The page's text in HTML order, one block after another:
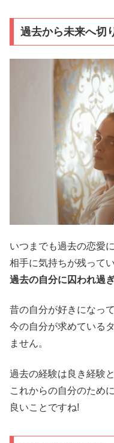
過去から未来へ切
いつまでも過去の恋愛
相手に気持ちが残って
過去の自分に囚われ過
昔の自分が好きになっ
今の自分が求めている
ません。
過去の経験は良き経験
これからの自分のため
良いことですね!